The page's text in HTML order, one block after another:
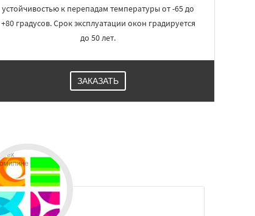
устойчивостью к перепадам температуры от -65 до
+80 градусов. Срок эксплуатации окон градируется
до 50 лет.
ЗАКАЗАТЬ